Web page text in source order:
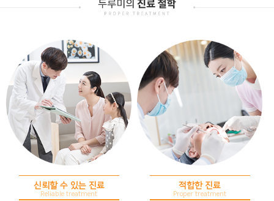
신뢰할 수 있는 진료
Reliable treatment
적합한 진료
Proper treatment